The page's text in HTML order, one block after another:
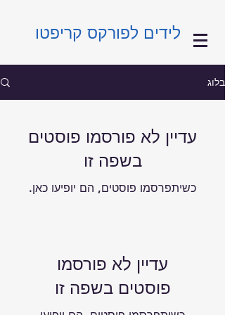
לידים לפורקס קריפטו
בלוג
עדיין לא פורסמו פוסטים
בשפה זו
כשיתפרסמו פוסטים, הם יופיעו כאן.
עדיין לא פורסמו
פוסטים בשפה זו